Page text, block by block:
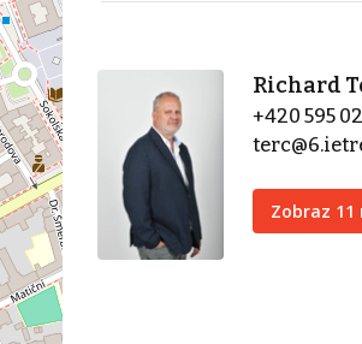
Richard
+420 595
Zobraz 11